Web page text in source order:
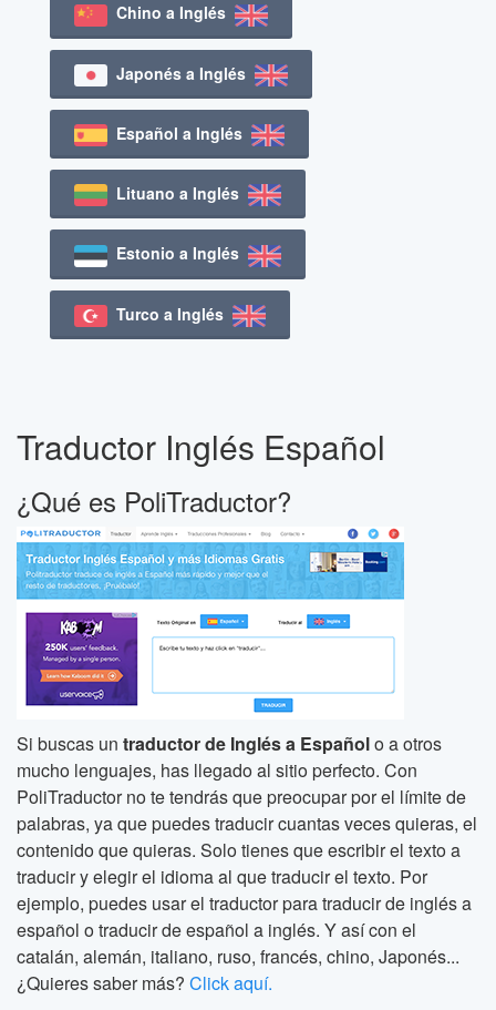
Chino a Inglés
Japonés a Inglés
Español a Inglés
Lituano a Inglés
Estonio a Inglés
Turco a Inglés
Traductor Inglés Español
¿Qué es PoliTraductor?
Si buscas un traductor de Inglés a Españolo a otros
mucho lenguajes, has llegado al sitio perfecto. Con
PoliTraductor no te tendrás que preocupar por el límite de
palabras, ya que puedes traducir cuantas veces quieras, el
contenido que quieras. Solo tienes que escribir el texto a
traducir y elegir el idioma al que traducir el texto. Por
ejemplo, puedes usar el traductor para traducir de inglés a
español o traducir de español a inglés. Y así con el
catalán, alemán, italiano, ruso, francés, chino, Japonés...
¿Quieres saber más? Click aquí.